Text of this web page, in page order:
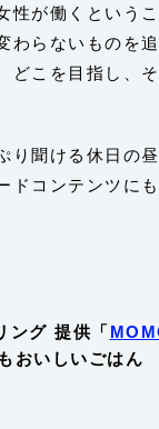
性が働くという
わらないものを
どこを目指し、
り聞ける休日の
ドコンテンツに
ング 提供「
もおいしいごはん